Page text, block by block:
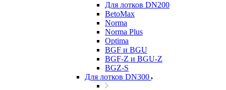
Для лотков DN200
BetoMax
Norma
Norma Plus
Optima
BGF и BGU
BGF-Z и BGU-Z
BGZ-S
Для лотков DN300